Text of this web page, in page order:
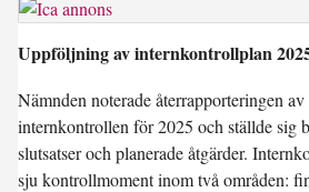
Uppföljning av internkontrollplan
Nämnden noterade återrapporteringen
internkontrollen för 2025 och ställde sig
slutsatser och planerade åtgärder.
sju kontrollmoment inom två områden: